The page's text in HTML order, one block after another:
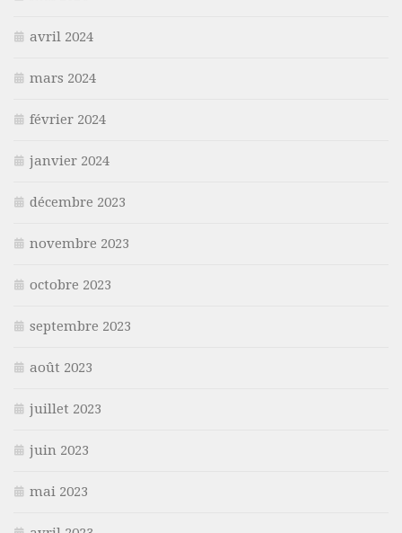
avril 2024
mars 2024
février 2024
janvier 2024
décembre 2023
novembre 2023
octobre 2023
septembre 2023
août 2023
juillet 2023
juin 2023
mai 2023